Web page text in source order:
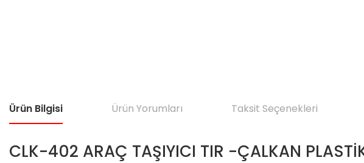
Ürün Bilgisi Ürün Yorumları Taksit Seçenekleri
CLK-402 ARAÇ TAŞIYICI TIR -ÇALKAN